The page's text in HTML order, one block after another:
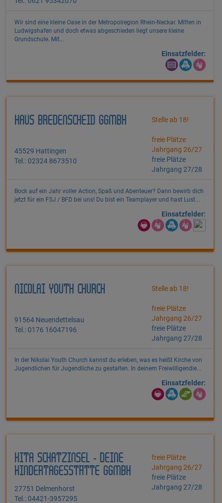
Wir sind eine kleine Oase in der Metropolregion Rhein-Neckar. Mitten in
Ludwigshafen und doch etwas abgeschieden liegt unsere kleine
Grundschule. Mit...
Einsatzfelder:
HAUS BREDENSCHEID GGMBH
45529 Hattingen
Tel.: 02324 8673510
Stelle ab 18!
freie Plätze
Jahrgang 26/27
freie Plätze
Jahrgang 27/28
Bock auf ein Jahr voller Action, Spaß und Abenteuer? Dann bewirb dich
jetzt für ein FSJ / BFD bei uns! Du bist ein Teamplayer und hast Lust...
Einsatzfelder:
NICOLAI YOUTH CHURCH
91564 Neuendettelsau
Tel.: 0176 16047196
Stelle ab 18!
freie Plätze
Jahrgang 26/27
freie Plätze
Jahrgang 27/28
In der Nikolai Youth Church kannst du erleben, was es heißt Kirche von
Jugendlichen für Jugendliche zu gestalten. In deinem Freiwilligendie...
Einsatzfelder:
KITA SCHATZINSEL - DEINE
KINDERTAGESSTÄTTE GGMBH
27751 Delmenhorst
Tel.: 04421-3957295
freie Plätze
Jahrgang 26/27
freie Plätze
Jahrgang 27/28